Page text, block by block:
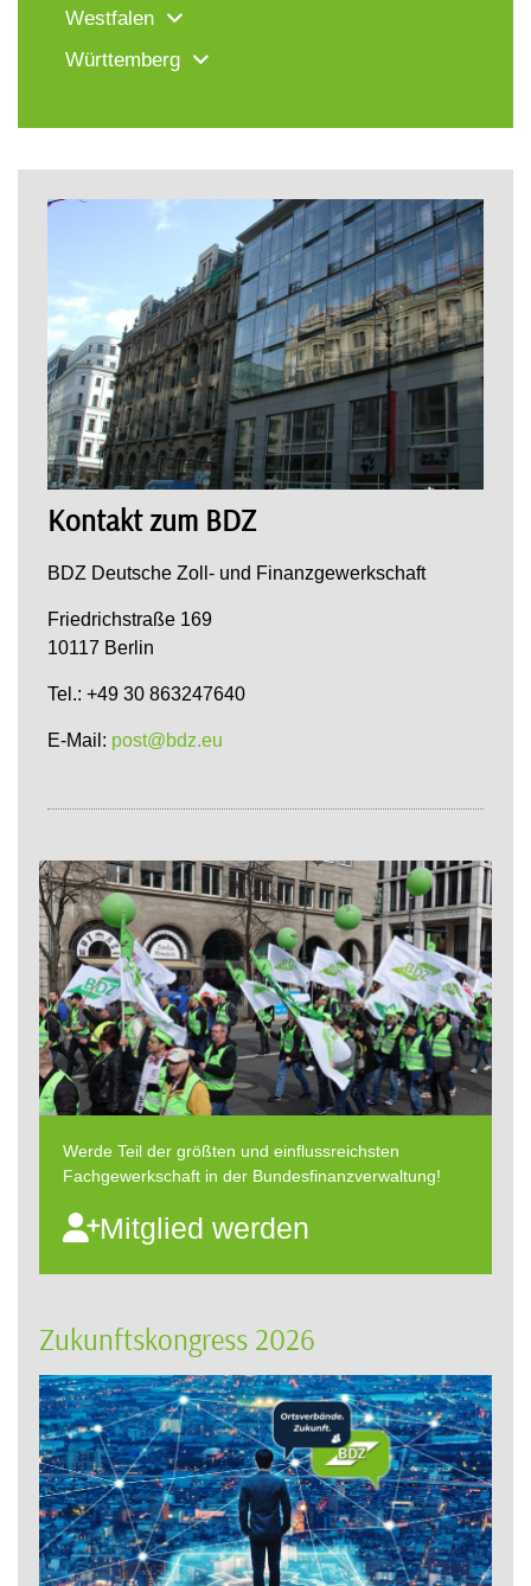
Westfalen
Württemberg
Kontakt zum BDZ
BDZ Deutsche Zoll- und Finanzgewerkschaft
Friedrichstraße 169
10117 Berlin
Tel.: +49 30 863247640
E-Mail: post@bdz.eu
Werde Teil der größten und einflussreichsten
Fachgewerkschaft in der Bundesfinanzverwaltung!
Mitglied werden
Zukunftskongress 2026